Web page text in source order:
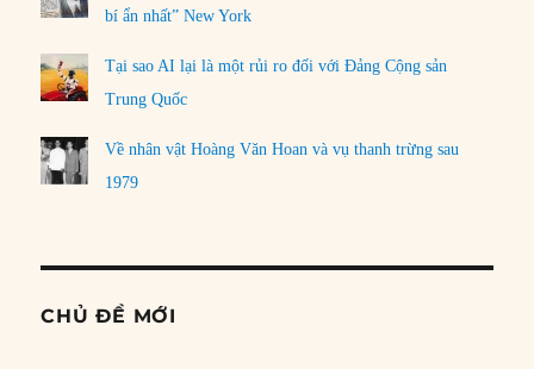
bí ẩn nhất” New York
Tại sao AI lại là một rủi ro đối với Đảng Cộng sản
Trung Quốc
Về nhân vật Hoàng Văn Hoan và vụ thanh trừng sau
1979
CHỦ ĐỀ MỚI